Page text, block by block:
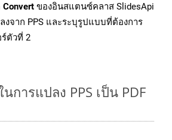
Convert ของอินสแตนซ์คลาส SlidesApi
งจาก PPS และระบุรูปแบบที่ต้องการ
ร์ตัวที่ 2
การแปลง PPS เป็น PDF